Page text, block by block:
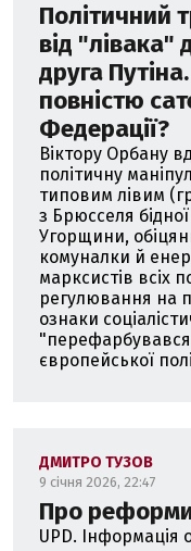
Політичний
від "лівака"
друга
повністю
Федерації?
Віктору Орбану
політичну
типовим лівим
з Брюсселя
Угорщини,
комуналки й
марксистів всіх
регулювання на
ознаки
європейської
ДМИТРО ТУЗОВ
9 січня 2026, 22:47
Про реформи
UPD. Інформація